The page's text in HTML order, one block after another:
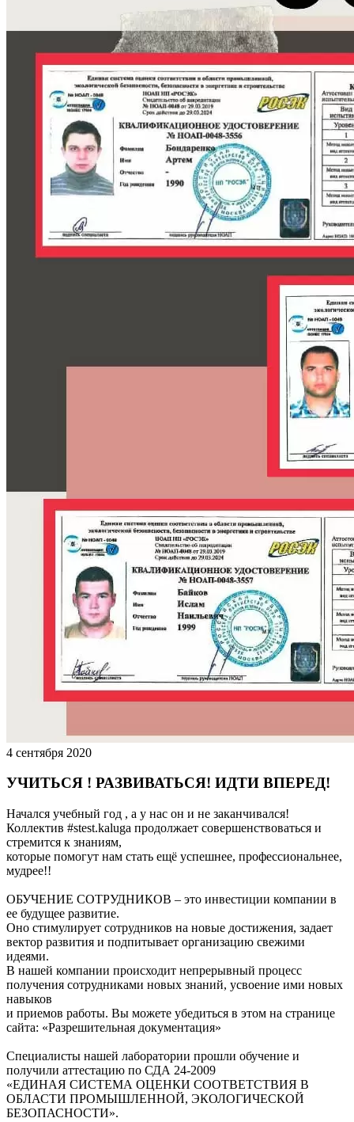
4 сентября 2020
УЧИТЬСЯ ! РАЗВИВАТЬСЯ! ИДТИ ВПЕРЕД!
Начался учебный год , а у нас он и не заканчивался!
Коллектив #stest.kaluga продолжает совершенствоваться и
стремится к знаниям,
которые помогут нам стать ещё успешнее, профессиональнее,
мудрее!!
ОБУЧЕНИЕ СОТРУДНИКОВ – это инвестиции компании в
ее будущее развитие.
Оно стимулирует сотрудников на новые достижения, задает
вектор развития и подпитывает организацию свежими
идеями.
В нашей компании происходит непрерывный процесс
получения сотрудниками новых знаний, усвоение ими новых
навыков
и приемов работы. Вы можете убедиться в этом на странице
сайта: «Разрешительная документация»
Специалисты нашей лаборатории прошли обучение и
получили аттестацию по СДА 24-2009
«ЕДИНАЯ СИСТЕМА ОЦЕНКИ СООТВЕТСТВИЯ В
ОБЛАСТИ ПРОМЫШЛЕННОЙ, ЭКОЛОГИЧЕСКОЙ
БЕЗОПАСНОСТИ».